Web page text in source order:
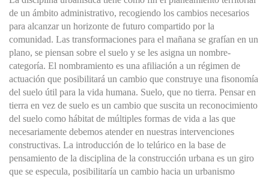
de un ámbito administrativo, recogiendo los cambios necesarios
para alcanzar un horizonte de futuro compartido por la
comunidad. Las transformaciones para el mañana se grafían en un
plano, se piensan sobre el suelo y se les asigna un nombre-
categoría. El nombramiento es una afiliación a un régimen de
actuación que posibilitará un cambio que construye una fisonomía
del suelo útil para la vida humana. Suelo, que no tierra. Pensar en
tierra en vez de suelo es un cambio que suscita un reconocimiento
del suelo como hábitat de múltiples formas de vida a las que
necesariamente debemos atender en nuestras intervenciones
constructivas. La introducción de lo telúrico en la base de
pensamiento de la disciplina de la construcción urbana es un giro
que se especula, posibilitaría un cambio hacia un urbanismo